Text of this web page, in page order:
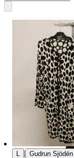
| Gudrun Sjödén